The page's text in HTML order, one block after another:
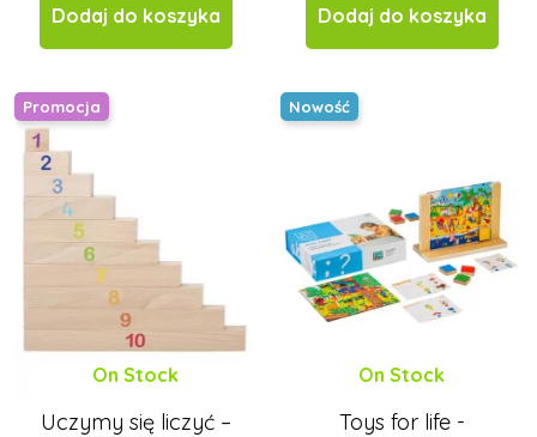
Dodaj do koszyka Dodaj do koszyka
Promocja
On Stock
Uczymy się liczyć –
Nowość
On Stock
Toys for life -